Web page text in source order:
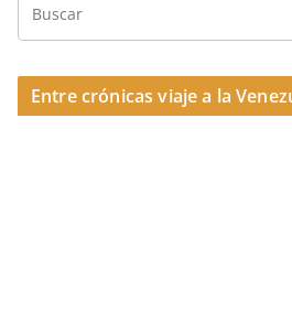
o
k
Entre crónicas viaje a la